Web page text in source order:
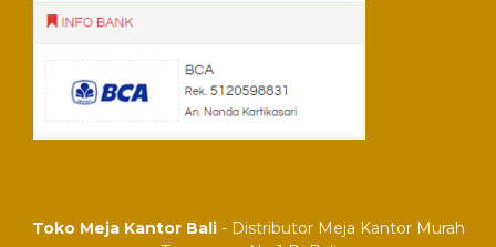
Toko Meja Kantor Bali- Distributor Meja Kantor Murah